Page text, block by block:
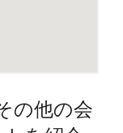
の他の会